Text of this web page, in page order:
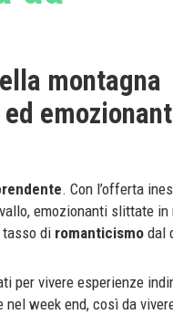
montagna
. Con l’offerta
emozionanti slittate in
tasso di romanticismo dal
per vivere esperienze
week end, così da